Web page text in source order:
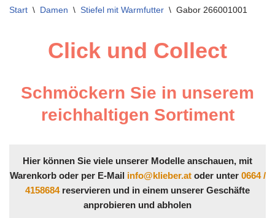
Start \ Damen \ Stiefel mit Warmfutter \ Gabor 266001001
Click und Collect
Schmöckern Sie in unserem
reichhaltigen Sortiment
Hier können Sie viele unserer Modelle anschauen, mit
Warenkorb oder per E-Mail info@klieber.atoder unter 0664 /
4158684reservieren und in einem unserer Geschäfte
anprobieren und abholen